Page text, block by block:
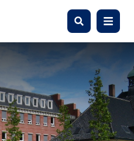
Zoeken Menu